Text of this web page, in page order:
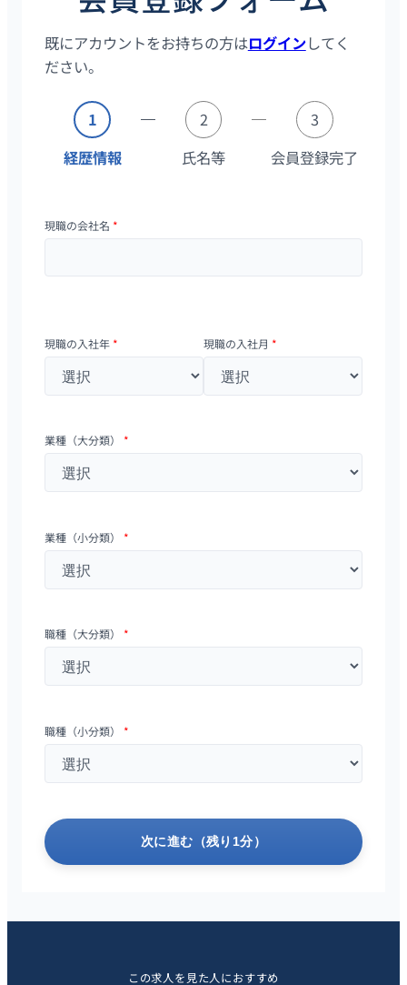
既にアカウントをお持ちの方はログインしてく
ださい。
1
経歴情報
2
氏名等
3
会員登録完了
現職の会社名 *
現職の入社年 * 現職の入社月 *
業種（大分類） *
業種（小分類） *
職種（大分類） *
職種（小分類） *
次に進む（残り1分）
この求人を見た人におすすめ